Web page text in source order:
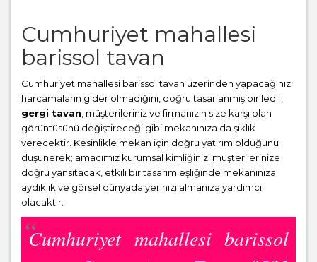
Cumhuriyet mahallesi
barissol tavan
Cumhuriyet mahallesi barissol tavan üzerinden yapacağınız
harcamaların gider olmadığını, doğru tasarlanmış bir ledli
gergi tavan , müşterileriniz ve firmanızın size karşı olan
görüntüsünü değiştireceği gibi mekanınıza da şıklık
verecektir. Kesinlikle mekan için doğru yatırım olduğunu
düşünerek; amacımız kurumsal kimliğinizi müşterilerinize
doğru yansıtacak, etkili bir tasarım eşliğinde mekanınıza
aydıklık ve görsel dünyada yerinizi almanıza yardımcı
olacaktır.
Cumhuriyet mahallesi barissol